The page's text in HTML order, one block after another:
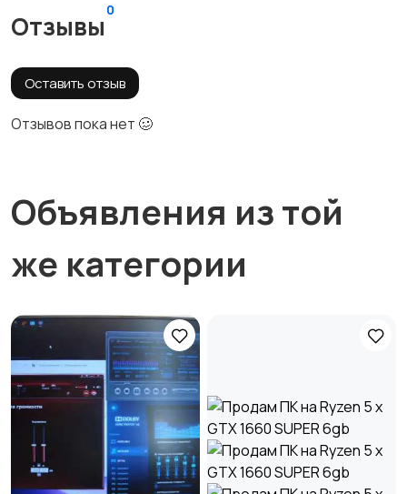
Отзывы
0
Оставить отзыв
Отзывов пока нет 🥴
Объявления из той
же категории